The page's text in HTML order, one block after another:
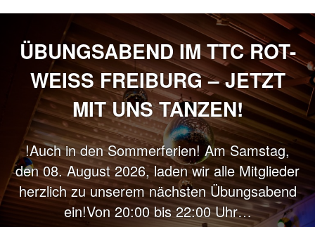
ÜBUNGSABEND IM TTC ROT-
WEISS FREIBURG – JETZT M
IT UNS TANZEN!
!Auch in den Sommerferien! Am Samstag,
den 08. August 2026, laden wir alle Mitglieder
herzlich zu unserem nächsten Übungsabend
ein!Von 20:00 bis 22:00 Uhr…